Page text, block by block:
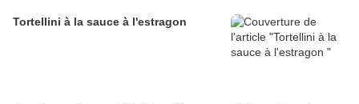
Tortellini à la sauce à l'estragon